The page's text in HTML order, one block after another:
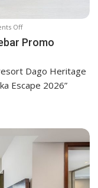
Offo
n
s
B
e
Promo
Dago Heritage
Escape 2026”